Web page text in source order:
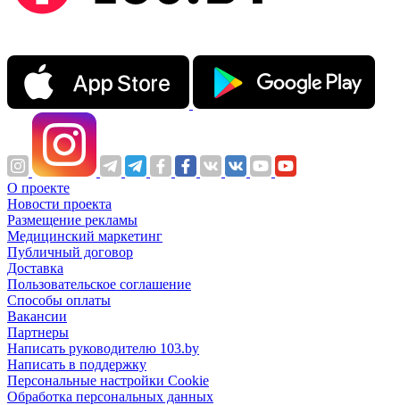
О проекте
Новости проекта
Размещение рекламы
Медицинский маркетинг
Публичный договор
Доставка
Пользовательское соглашение
Способы оплаты
Вакансии
Партнеры
Написать руководителю 103.by
Написать в поддержку
Персональные настройки Cookie
Обработка персональных данных